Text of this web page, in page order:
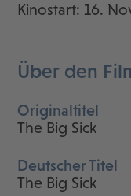
Kinostart: 16.
Über den
Originaltitel
The Big Sick
Deutscher Titel
The Big Sick